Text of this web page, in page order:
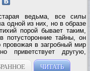
ведьма, все силы
одной из них, но в образе
порой бывает таким,
тайны, он
провожая в загробный мир
приветствует другую,
одна обладательница
ЧИТАТЬ